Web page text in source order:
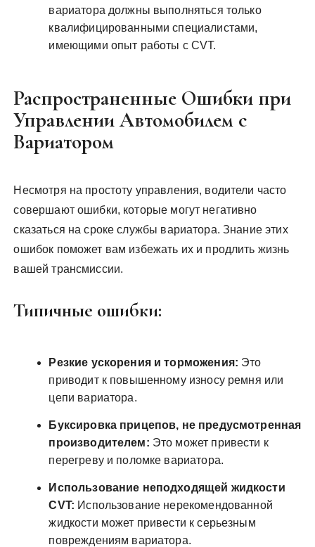
вариатора должны выполняться только
квалифицированными специалистами,
имеющими опыт работы с CVT.
Распространенные Ошибки при
Управлении Автомобилем с
Вариатором
Несмотря на простоту управления, водители часто
совершают ошибки, которые могут негативно
сказаться на сроке службы вариатора. Знание этих
ошибок поможет вам избежать их и продлить жизнь
вашей трансмиссии.
Типичные ошибки:
Резкие ускорения и торможения: Это
приводит к повышенному износу ремня или
цепи вариатора.
Буксировка прицепов, не предусмотренная
производителем: Это может привести к
перегреву и поломке вариатора.
Использование неподходящей жидкости
CVT: Использование нерекомендованной
жидкости может привести к серьезным
повреждениям вариатора.